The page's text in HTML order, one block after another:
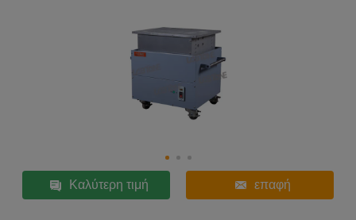
Καλύτερη τιμή επαφή